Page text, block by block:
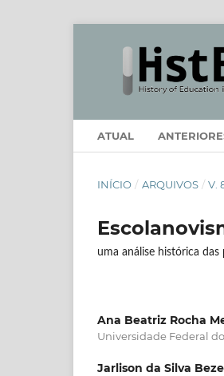
ATUAL
INÍCIO / ARQUIVOS / V.
uma análise histórica
Ana Beatriz Rocha
Universidade Federal
Jarlison da Silva